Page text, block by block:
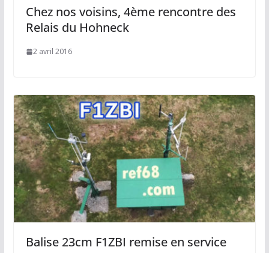
Chez nos voisins, 4ème rencontre des
Relais du Hohneck
2 avril 2016
Balise 23cm F1ZBI remise en service